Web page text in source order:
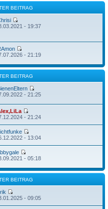
BEITRAG
- 19:37
- 21:19
BEITRAG
- 21:25
- 21:24
- 13:04
- 05:18
BEITRAG
- 09:05